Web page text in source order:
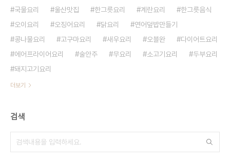
국물요리
울산맛집 한그릇요리 계란요리
한그릇음식
오이요리
오징어요리 닭요리
연어덮밥만들기
콩나물요리
고구마요리 새우요리 오블완
다이어트요리
에어프라이어요리
술안주 무요리 소고기요리
두부요리
돼지고기요리
더보기
검색